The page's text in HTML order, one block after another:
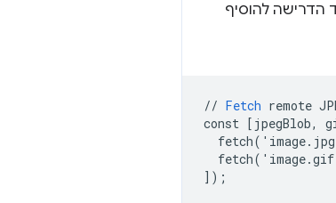
הדרישה להוסיף
// Fetch remote
const [ jpegBlob,
] );